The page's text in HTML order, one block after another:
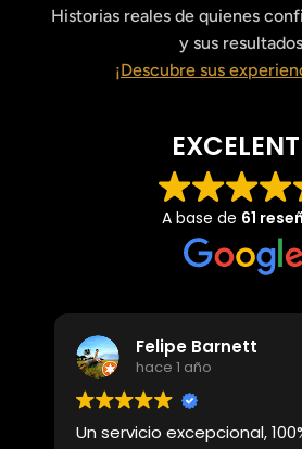
Historias reales de quienes
y sus
¡Descubre sus
A base de 61
Felipe Barnett
hace 1 año
Un servicio excepcional,